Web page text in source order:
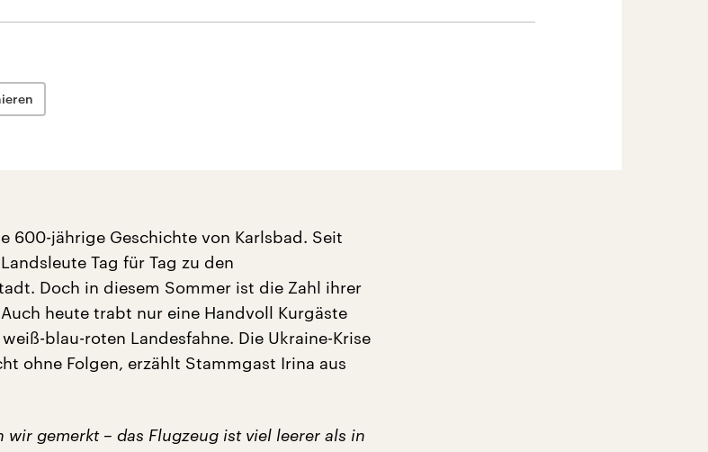
600-jährige Geschichte von Karlsbad. Seit
Tag für Tag zu den
Doch in diesem Sommer ist die Zahl ihrer
heute trabt nur eine Handvoll Kurgäste
blau-roten Landesfahne. Die Ukraine-Krise
ohne Folgen, erzählt Stammgast Irina aus
gemerkt – das Flugzeug ist viel leerer als in